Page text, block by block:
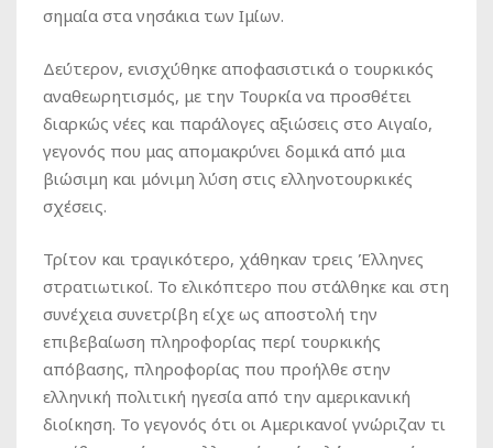
σημαία στα νησάκια των Ιμίων.
Δεύτερον, ενισχύθηκε αποφασιστικά ο τουρκικός
αναθεωρητισμός, με την Τουρκία να προσθέτει
διαρκώς νέες και παράλογες αξιώσεις στο Αιγαίο,
γεγονός που μας απομακρύνει δομικά από μια
βιώσιμη και μόνιμη λύση στις ελληνοτουρκικές
σχέσεις.
Τρίτον και τραγικότερο, χάθηκαν τρεις Έλληνες
στρατιωτικοί. Το ελικόπτερο που στάλθηκε και στη
συνέχεια συνετρίβη είχε ως αποστολή την
επιβεβαίωση πληροφορίας περί τουρκικής
απόβασης, πληροφορίας που προήλθε στην
ελληνική πολιτική ηγεσία από την αμερικανική
διοίκηση. Το γεγονός ότι οι Αμερικανοί γνώριζαν τι